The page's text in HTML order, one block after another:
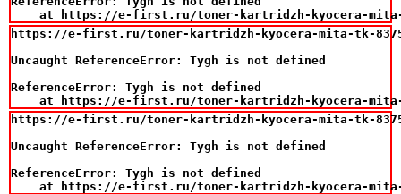
at https://e-first.ru/toner-kartridzh-kyocera-
https://e-first.ru/toner-kartridzh-kyocera-mita-tk-
Uncaught ReferenceError: Tygh is not defined
ReferenceError: Tygh is not defined
at https://e-first.ru/toner-kartridzh-kyocera-
https://e-first.ru/toner-kartridzh-kyocera-mita-tk-
Uncaught ReferenceError: Tygh is not defined
ReferenceError: Tygh is not defined
at https://e-first.ru/toner-kartridzh-kyocera-